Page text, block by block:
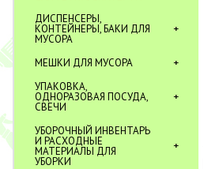
ДИСПЕНСЕРЫ,
КОНТЕЙНЕРЫ, БАКИ ДЛЯ
МУСОРА
МЕШКИ ДЛЯ МУСОРА
УПАКОВКА,
ОДНОРАЗОВАЯ ПОСУДА,
СВЕЧИ
УБОРОЧНЫЙ ИНВЕНТАРЬ
И РАСХОДНЫЕ
МАТЕРИАЛЫ ДЛЯ
УБОРКИ